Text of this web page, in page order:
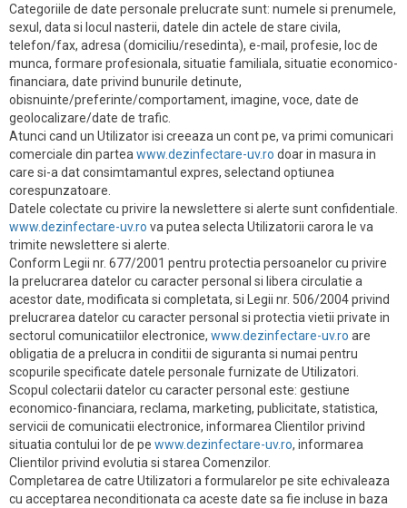
Categoriile de date personale prelucrate sunt: numele si prenumele,
sexul, data si locul nasterii, datele din actele de stare civila,
telefon/fax, adresa (domiciliu/resedinta), e-mail, profesie, loc de
munca, formare profesionala, situatie familiala, situatie economico-
financiara, date privind bunurile detinute,
obisnuinte/preferinte/comportament, imagine, voce, date de
geolocalizare/date de trafic.
Atunci cand un Utilizator isi creeaza un cont pe, va primi comunicari
comerciale din partea www.dezinfectare-uv.ro doar in masura in
care si-a dat consimtamantul expres, selectand optiunea
corespunzatoare.
Datele colectate cu privire la newslettere si alerte sunt confidentiale.
www.dezinfectare-uv.ro va putea selecta Utilizatorii carora le va
trimite newslettere si alerte.
Conform Legii nr. 677/2001 pentru protectia persoanelor cu privire
la prelucrarea datelor cu caracter personal si libera circulatie a
acestor date, modificata si completata, si Legii nr. 506/2004 privind
prelucrarea datelor cu caracter personal si protectia vietii private in
sectorul comunicatiilor electronice, www.dezinfectare-uv.ro are
obligatia de a prelucra in conditii de siguranta si numai pentru
scopurile specificate datele personale furnizate de Utilizatori.
Scopul colectarii datelor cu caracter personal este: gestiune
economico-financiara, reclama, marketing, publicitate, statistica,
servicii de comunicatii electronice, informarea Clientilor privind
situatia contului lor de pe www.dezinfectare-uv.ro, informarea
Clientilor privind evolutia si starea Comenzilor.
Completarea de catre Utilizatori a formularelor pe site echivaleaza
cu acceptarea neconditionata ca aceste date sa fie incluse in baza